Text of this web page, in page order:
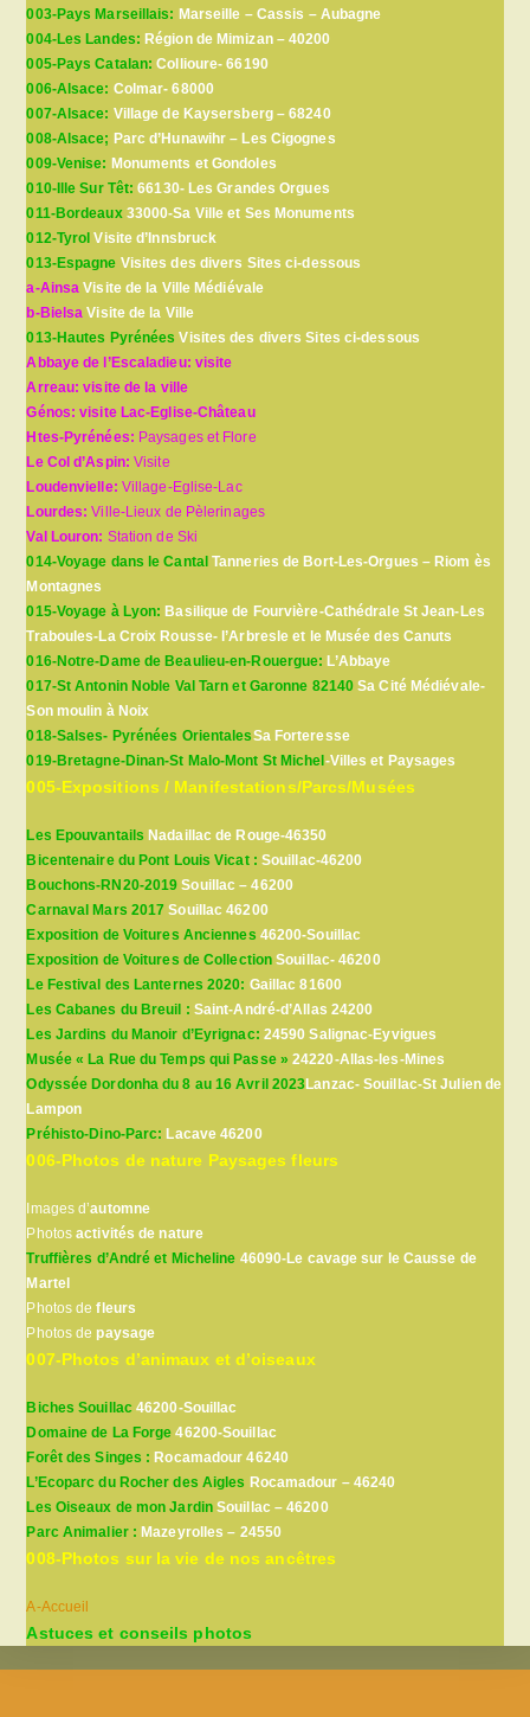
003-Pays Marseillais: Marseille – Cassis – Aubagne
004-Les Landes: Région de Mimizan – 40200
005-Pays Catalan:Collioure- 66190
006-Alsace: Colmar- 68000
007-Alsace: Village de Kaysersberg – 68240
008-Alsace; Parc d’Hunawihr – Les Cigognes
009-Venise: Monuments et Gondoles
010-Ille Sur Têt:66130- Les Grandes Orgues
011-Bordeaux33000-Sa Ville et Ses Monuments
012-Tyrol Visite d’Innsbruck
013-Espagne Visites des divers Sites ci-dessous
a-Ainsa Visite de la Ville Médiévale
b-Bielsa Visite de la Ville
013-Hautes Pyrénées Visites des divers Sites ci-dessous
Abbaye de l’Escaladieu: visite
Arreau: visite de la ville
Génos: visite Lac-Eglise-Château
Htes-Pyrénées: Paysages et Flore
Le Col d’Aspin:Visite
Loudenvielle: Village-Eglise-Lac
Lourdes:Ville-Lieux de Pèlerinages
Val Louron: Station de Ski
014-Voyage dans le Cantal Tanneries de Bort-Les-Orgues – Riom ès
Montagnes
015-Voyage à Lyon: Basilique de Fourvière-Cathédrale St Jean-Les
Traboules-La Croix Rousse- l’Arbresle et le Musée des Canuts
016-Notre-Dame de Beaulieu-en-Rouergue: L’Abbaye
017-St Antonin Noble Val Tarn et Garonne 82140 Sa Cité Médiévale-
Son moulin à Noix
018-Salses- Pyrénées OrientalesSa Forteresse
019-Bretagne-Dinan-St Malo-Mont St Michel -Villes et Paysages
005-Expositions / Manifestations/Parcs/Musées
Les Epouvantails Nadaillac de Rouge-46350
Bicentenaire du Pont Louis Vicat : Souillac-46200
Bouchons-RN20-2019Souillac – 46200
Carnaval Mars 2017 Souillac 46200
Exposition de Voitures Anciennes 46200-Souillac
Exposition de Voitures de Collection Souillac- 46200
Le Festival des Lanternes 2020: Gaillac 81600
Les Cabanes du Breuil : Saint-André-d’Allas 24200
Les Jardins du Manoir d’Eyrignac: 24590 Salignac-Eyvigues
Musée « La Rue du Temps qui Passe » 24220-Allas-les-Mines
Odyssée Dordonha du 8 au 16 Avril 2023Lanzac- Souillac-St Julien de
Lampon
Préhisto-Dino-Parc: Lacave 46200
006-Photos de nature Paysages fleurs
Images d’automne
Photosactivités de nature
Truffières d’André et Micheline 46090-Le cavage sur le Causse de
Martel
Photos defleurs
Photos depaysage
007-Photos d’animaux et d’oiseaux
Biches Souillac46200-Souillac
Domaine de La Forge 46200-Souillac
Forêt des Singes : Rocamadour 46240
L’Ecoparc du Rocher des Aigles Rocamadour – 46240
Les Oiseaux de mon JardinSouillac – 46200
Parc Animalier : Mazeyrolles – 24550
008-Photos sur la vie de nos ancêtres
A-Accueil
Astuces et conseils photos